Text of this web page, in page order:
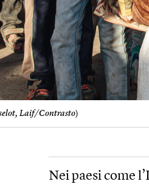
Laif/Contrasto)
Nei paesi come